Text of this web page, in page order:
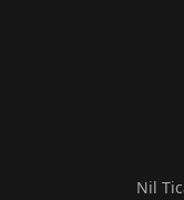
Nil